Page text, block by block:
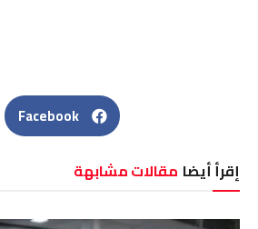
Facebook
إقرأ أيضا مقالات مشابهة